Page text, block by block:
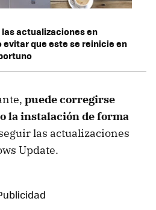
actualizaciones en
evitar que este se reinicie en
puede corregirse
la instalación de forma
las actualizaciones
Update.